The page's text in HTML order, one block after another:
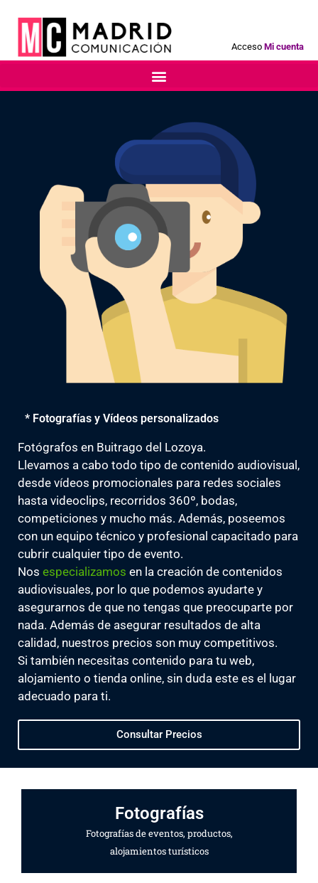
Acceso Mi cuenta
* Fotografías y Vídeos personalizados
Fotógrafos en Buitrago del Lozoya.
Llevamos a cabo todo tipo de contenido audiovisual,
desde vídeos promocionales para redes sociales
hasta videoclips, recorridos 360º, bodas,
competiciones y mucho más. Además, poseemos
con un equipo técnico y profesional capacitado para
cubrir cualquier tipo de evento.
Nos especializamos en la creación de contenidos
audiovisuales, por lo que podemos ayudarte y
asegurarnos de que no tengas que preocuparte por
nada. Además de asegurar resultados de alta
calidad, nuestros precios son muy competitivos.
Si también necesitas contenido para tu web,
alojamiento o tienda online, sin duda este es el lugar
adecuado para ti.
Consultar Precios
Fotografías
Fotografías de eventos, productos,
alojamientos turísticos